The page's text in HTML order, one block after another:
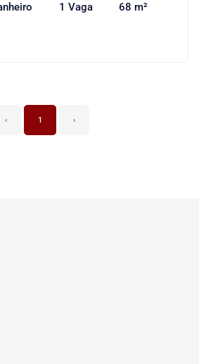
1 Vaga 68 m²
‹ 1 ›